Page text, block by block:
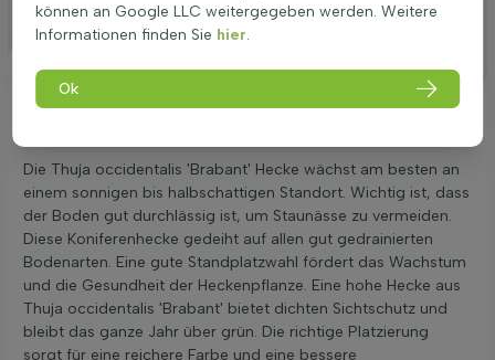
Platzierung
Besonderheiten
Die Thuja occidentalis 'Brabant' Hecke wächst am besten an
einem sonnigen bis halbschattigen Standort. Wichtig ist, dass
der Boden gut durchlässig ist, um Staunässe zu vermeiden.
Diese Koniferenhecke gedeiht auf allen gut gedrainierten
Bodenarten. Eine gute Standplatzwahl fördert das Wachstum
und die Gesundheit der Heckenpflanze. Eine hohe Hecke aus
Thuja occidentalis 'Brabant' bietet dichten Sichtschutz und
bleibt das ganze Jahr über grün. Die richtige Platzierung
sorgt für eine reichere Farbe und eine bessere
können an Google LLC weitergegeben werden. Weitere
Informationen finden Sie hier.
Ok